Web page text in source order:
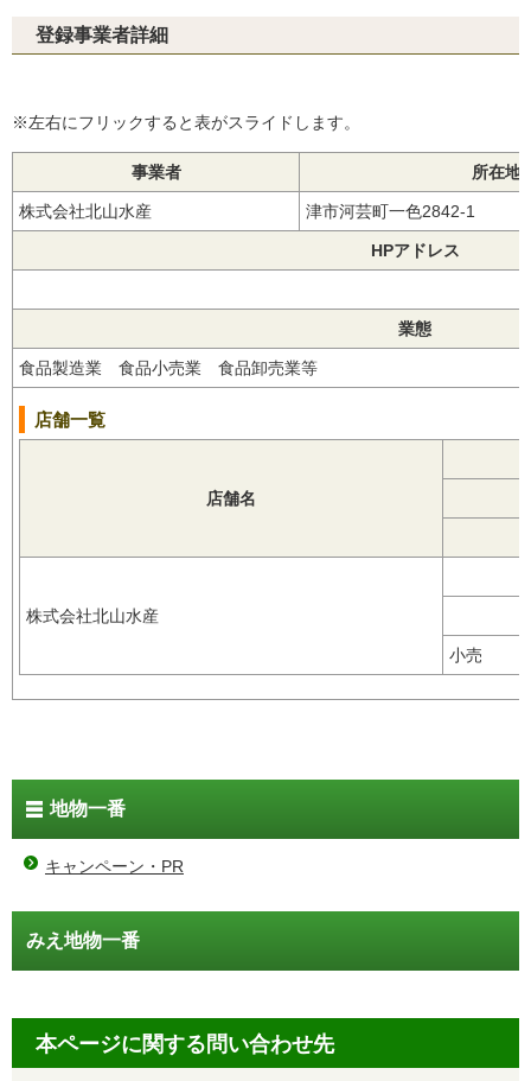
登録事業者詳細
※左右にフリックすると表がスライドします。
事業者 所在地
株式会社北山水産 津市河芸町一色2842-1
HPアドレス
業態
食品製造業 食品小売業 食品卸売業等
店舗一覧
店舗名
株式会社北山水産
小売
地物一番
キャンペーン・PR
みえ地物一番
本ページに関する問い合わせ先